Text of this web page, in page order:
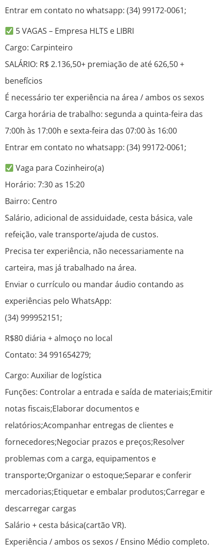
Entrar em contato no whatsapp: (34) 99172-0061;
5 VAGAS – Empresa HLTS e LIBRI
Cargo: Carpinteiro
SALÁRIO: R$ 2.136,50+ premiação de até 626,50 +
benefícios
É necessário ter experiência na área / ambos os sexos
Carga horária de trabalho: segunda a quinta-feira das
7:00h às 17:00h e sexta-feira das 07:00 às 16:00
Entrar em contato no whatsapp: (34) 99172-0061;
Vaga para Cozinheiro(a)
Horário: 7:30 as 15:20
Bairro: Centro
Salário, adicional de assiduidade, cesta básica, vale
refeição, vale transporte/ajuda de custos.
Precisa ter experiência, não necessariamente na
carteira, mas já trabalhado na área.
Enviar o currículo ou mandar áudio contando as
experiências pelo WhatsApp:
(34) 999952151;
R$80 diária + almoço no local
Contato: 34 991654279;
Cargo: Auxiliar de logística
Funções: Controlar a entrada e saída de materiais;Emitir
notas fiscais;Elaborar documentos e
relatórios;Acompanhar entregas de clientes e
fornecedores;Negociar prazos e preços;Resolver
problemas com a carga, equipamentos e
transporte;Organizar o estoque;Separar e conferir
mercadorias;Etiquetar e embalar produtos;Carregar e
descarregar cargas
Salário + cesta básica(cartão VR).
Experiência / ambos os sexos / Ensino Médio completo.